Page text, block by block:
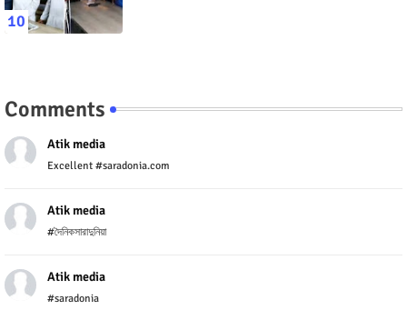
Comments
Atik media
Excellent #saradonia.com
Atik media
#দৈনিকসারাদুনিয়া
Atik media
#saradonia